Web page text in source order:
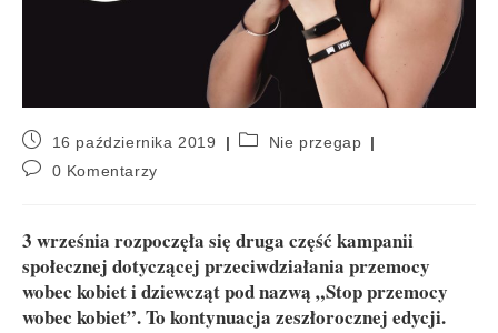
16 października 2019
Nie przegap
0 Komentarzy
3 września rozpoczęła się druga część kampanii
społecznej dotyczącej przeciwdziałania przemocy
wobec kobiet i dziewcząt pod nazwą „Stop przemocy
wobec kobiet”. To kontynuacja zeszłorocznej edycji.